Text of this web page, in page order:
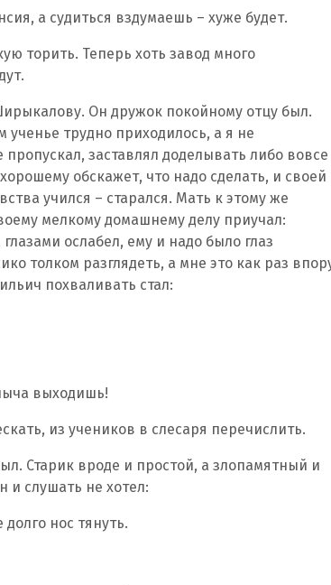
а судиться вздумаешь – хуже будет.
торить. Теперь хоть завод много
Он дружок покойному отцу был.
трудно приходилось, а я не
заставлял доделывать либо вовсе
обскажет, что надо сделать, и своей
учился – старался. Мать к этому же
мелкому домашнему делу приучал:
ослабел, ему и надо было глаз
толком разглядеть, а мне это как раз
похваливать стал:
выходишь!
из учеников в слесаря перечислить.
Старик вроде и простой, а злопамятный и
и слушать не хотел:
нос тянуть.